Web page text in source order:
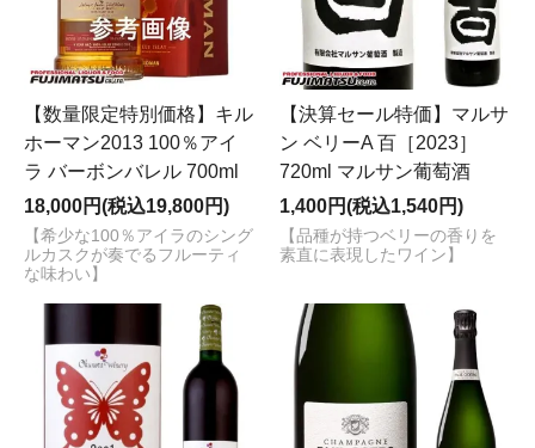
【数量限定特別価格】キル
ホーマン2013 100％アイ
ラ バーボンバレル 700ml
18,000円(税込19,800円)
【希少な100％アイラのシング
ルカスクが奏でるフルーティ
な味わい】
【決算セール特価】マルサ
ン ベリーA 百［2023］
720ml マルサン葡萄酒
1,400円(税込1,540円)
【品種が持つベリーの香りを
素直に表現したワイン】